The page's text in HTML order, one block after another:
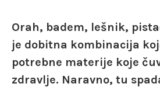
Orah, badem, lešnik,
je dobitna kombinacija
potrebne materije koje
zdravlje. Naravno, tu